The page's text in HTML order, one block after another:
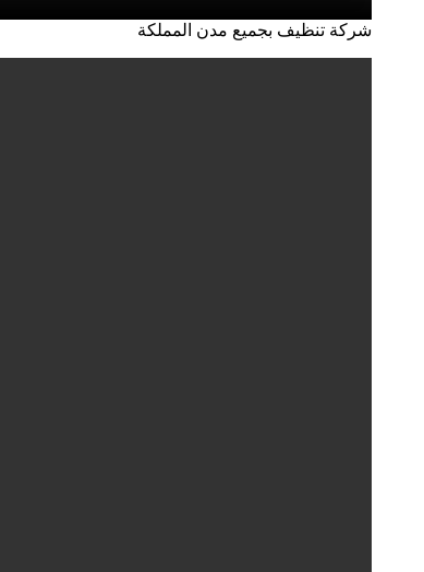
شركة تنظيف بجميع مدن المملكة